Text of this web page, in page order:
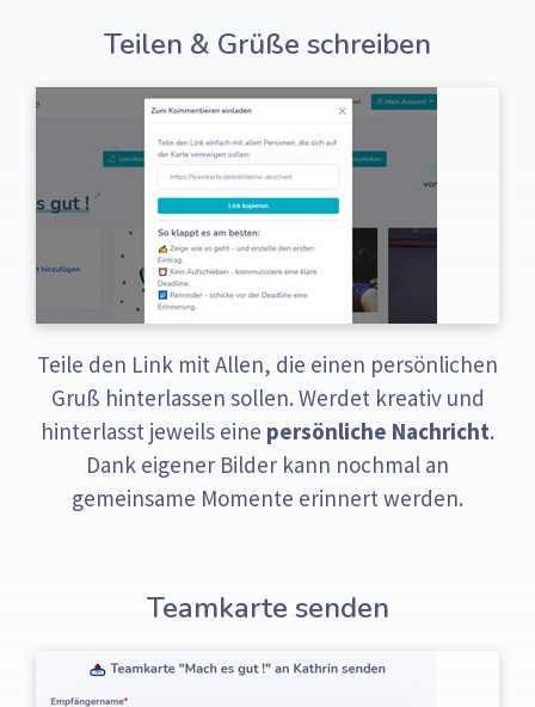
Teilen & Grüße schreiben
Teile den Link mit Allen, die einen persönlichen
Gruß hinterlassen sollen. Werdet kreativ und
hinterlasst jeweils eine persönliche Nachricht.
Dank eigener Bilder kann nochmal an
gemeinsame Momente erinnert werden.
Teamkarte senden